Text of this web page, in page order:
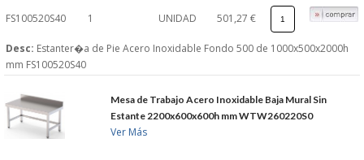
FS100520S40 1 UNIDAD 501,27 €
Desc: Estanter�a de Pie Acero Inoxidable Fondo 500 de 1000x500x2000h
mm FS100520S40
Mesa de Trabajo Acero Inoxidable Baja Mural Sin
Estante 2200x600x600h mm WTW260220S0
Ver Más